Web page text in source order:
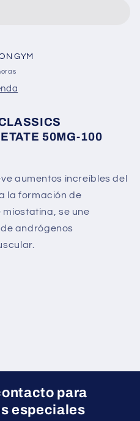
GYM
50MG-100
aumentos increíbles del
la formación de
se une
andrógenos
para
especiales